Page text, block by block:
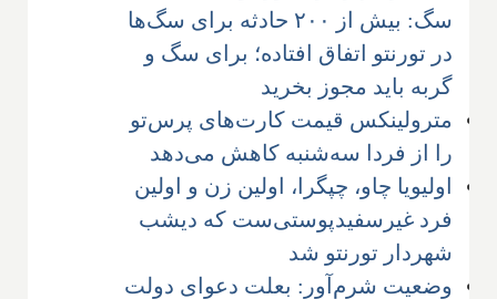
سگ: بیش از ۲۰۰ حادثه برای سگ‌ها
در تورنتو اتفاق افتاده؛ برای سگ و
گربه باید مجوز بخرید
مترولینکس قیمت کارت‌های پرس‌تو
را از فردا سه‌شنبه کاهش می‌دهد
اولیویا چاو، چپگرا، اولین زن و اولین
فرد غیرسفیدپوستی‌ست که دیشب
شهردار تورنتو شد
وضعیت شرم‌آور: بعلت دعوای دولت